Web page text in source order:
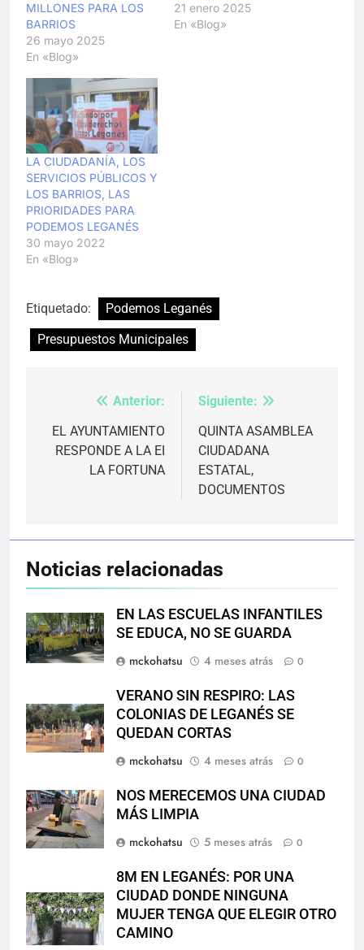
MILLONES PARA LOS
BARRIOS
26 mayo 2025
En «Blog»
21 enero 2025
En «Blog»
LA CIUDADANÍA, LOS
SERVICIOS PÚBLICOS Y
LOS BARRIOS, LAS
PRIORIDADES PARA
PODEMOS LEGANÉS
30 mayo 2022
En «Blog»
Etiquetado:
Podemos Leganés
Presupuestos Municipales
Navegación
de
entradas
Anterior:
EL AYUNTAMIENTO
RESPONDE A LA EI
LA FORTUNA
Siguiente:
QUINTA ASAMBLEA
CIUDADANA
ESTATAL,
DOCUMENTOS
Noticias relacionadas
EN LAS ESCUELAS INFANTILES
SE EDUCA, NO SE GUARDA
mckohatsu
4 meses atrás 0
VERANO SIN RESPIRO: LAS
COLONIAS DE LEGANÉS SE
QUEDAN CORTAS
mckohatsu
4 meses atrás 0
NOS MERECEMOS UNA CIUDAD
MÁS LIMPIA
mckohatsu
5 meses atrás 0
8M EN LEGANÉS: POR UNA
CIUDAD DONDE NINGUNA
MUJER TENGA QUE ELEGIR OTRO
CAMINO